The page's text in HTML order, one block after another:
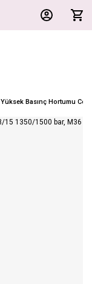
Yüksek Basınç Hortumu